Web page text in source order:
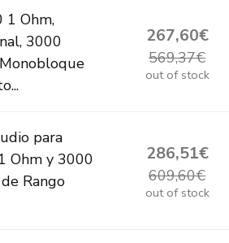
1 Ohm,
3000
267,60€
569,37€
out of stock
para
Ohm y 3000
Rango
286,51€
609,60€
out of stock